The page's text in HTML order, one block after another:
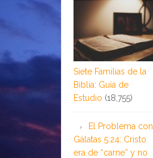
Siete Familias de la
Biblia: Guía de
Estudio (18,755)
El Problema con
Gálatas 5:24: Cristo
era de “carne” y no